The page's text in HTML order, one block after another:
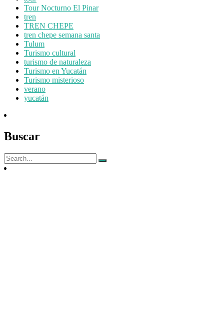
Tour Nocturno El Pinar
tren
TREN CHEPE
tren chepe semana santa
Tulum
Turismo cultural
turismo de naturaleza
Turismo en Yucatán
Turismo misterioso
verano
yucatán
Buscar